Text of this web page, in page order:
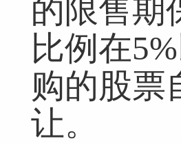
的限售期
比例在
购的股票
让。